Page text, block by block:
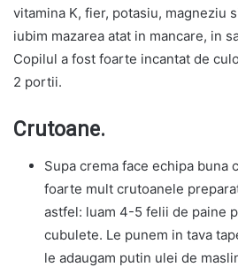
vitamina K, fier, potasiu, magneziu
iubim mazarea atat in mancare, in
Copilul a fost foarte incantat de
2 portii.
Crutoane.
Supa crema face echipa buna
foarte mult crutoanele
astfel: luam 4-5 felii de paine
cubulete. Le punem in tava
le adaugam putin ulei de